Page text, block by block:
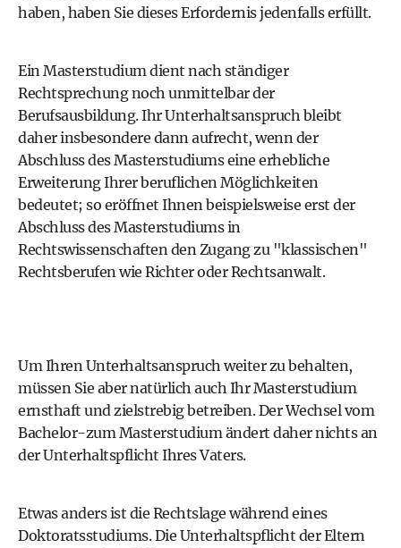
haben, haben Sie dieses Erfordernis jedenfalls erfüllt.
Ein Masterstudium dient nach ständiger
Rechtsprechung noch unmittelbar der
Berufsausbildung. Ihr Unterhaltsanspruch bleibt
daher insbesondere dann aufrecht, wenn der
Abschluss des Masterstudiums eine erhebliche
Erweiterung Ihrer beruflichen Möglichkeiten
bedeutet; so eröffnet Ihnen beispielsweise erst der
Abschluss des Masterstudiums in
Rechtswissenschaften den Zugang zu "klassischen"
Rechtsberufen wie Richter oder Rechtsanwalt.
Um Ihren Unterhaltsanspruch weiter zu behalten,
müssen Sie aber natürlich auch Ihr Masterstudium
ernsthaft und zielstrebig betreiben. Der Wechsel vom
Bachelor-zum Masterstudium ändert daher nichts an
der Unterhaltspflicht Ihres Vaters.
Etwas anders ist die Rechtslage während eines
Doktoratsstudiums. Die Unterhaltspflicht der Eltern